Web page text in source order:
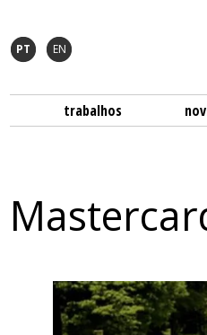
PT EN
trabalhos